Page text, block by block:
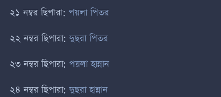
২১ নম্বর ছিপারা: পয়লা পিতর
২২ নম্বর ছিপারা: দুছরা পিতর
২৩ নম্বর ছিপারা: পয়লা হান্নান
২৪ নম্বর ছিপারা: দুছরা হান্নান